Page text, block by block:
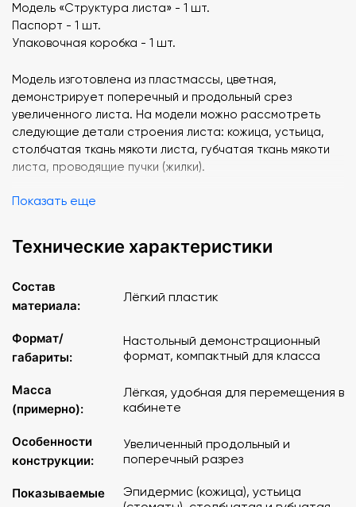
Модель «Структура листа» - 1 шт.
Паспорт - 1 шт.
Упаковочная коробка - 1 шт.
Модель изготовлена из пластмассы, цветная,
демонстрирует поперечный и продольный срез
увеличенного листа. На модели можно рассмотреть
следующие детали строения листа: кожица, устьица,
столбчатая ткань мякоти листа, губчатая ткань мякоти
листа, проводящие пучки (жилки).
Изделие упаковано в коробку с маркировкой.
Показать еще
Технические характеристики
Состав
материала:
Лёгкий пластик
Формат/
габариты:
Настольный демонстрационный
формат, компактный для класса
Масса
(примерно):
Лёгкая, удобная для перемещения в
кабинете
Особенности
конструкции:
Увеличенный продольный и
поперечный разрез
Показываемые
Эпидермис (кожица), устьица